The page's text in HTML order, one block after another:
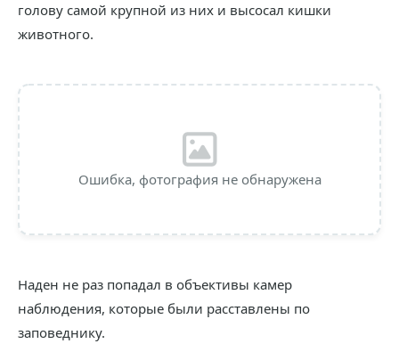
голову самой крупной из них и высосал кишки
животного.
Ошибка, фотография не обнаружена
Наден не раз попадал в объективы камер
наблюдения, которые были расставлены по
заповеднику.